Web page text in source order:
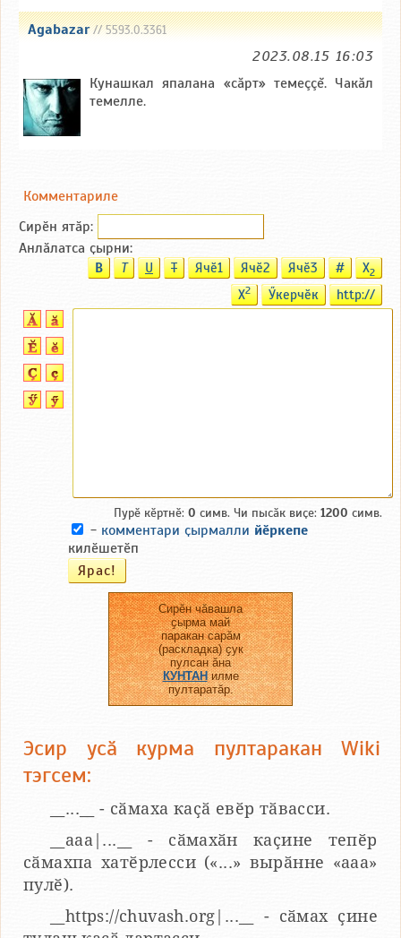
Agabazar// 5593.0.3361
2023.08.15 16:03
Кунашкал япалана «сăрт» темеççĕ. Чакăл
темелле.
Комментариле
Сирӗн ятӑp:
Анлӑлатса ҫырни:
B T U T Ячӗ1 Ячӗ2 Ячӗ3 # X2
X2 Ӳкерчӗк http://
Пурӗ кӗртнӗ: 0 симв. Чи пысӑк виҫе: 1200 симв.
- комментари ҫырмалли йӗркепе
килӗшетӗп
Сирӗн чӑвашла
ҫырма май
паракан сарӑм
(раскладка) ҫук
пулсан ӑна
КУНТАНилме
пултаратӑр.
Эсир усӑ курма пултаракан Wiki
тэгсем:
__...__ - сӑмаха каҫӑ евӗр тӑвасси.
__aaa|...__ - сӑмахӑн каҫине тепӗр
сӑмахпа хатӗрлесси («...» вырӑнне «ааа»
пулӗ).
__https://chuvash.org|...__ - сӑмах ҫине